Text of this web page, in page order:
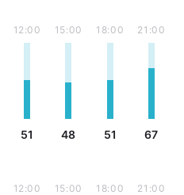
12:00
51
15:00
48
18:00
51
21:00
67
12:00 15:00 18:00 21:00